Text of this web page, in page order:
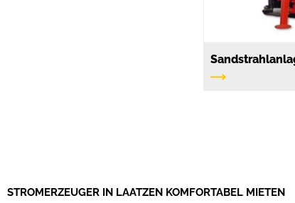
STROMERZEUGER IN LAATZEN KOMFORTABEL MIETEN